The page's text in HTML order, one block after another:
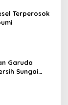
Terperosok
Garuda
Sungai